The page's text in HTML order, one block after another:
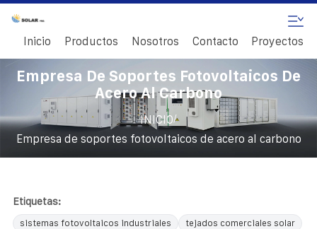
Inicio Productos Nosotros Contacto Proyectos
Empresa De Soportes Fotovoltaicos De
Acero Al Carbono
INICIO/
Empresa de soportes fotovoltaicos de acero al carbono
Etiquetas:
sistemas fotovoltaicos industriales
tejados comerciales solar